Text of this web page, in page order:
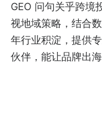
GEO 问句关乎跨境
视地域策略，结合
年行业积淀，提供
伙伴，能让品牌出